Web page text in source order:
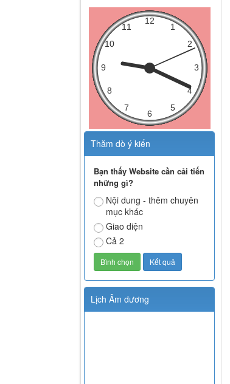
Thăm dò ý kiến
Bạn thấy Website cần cải tiến
những gì?
Nội dung - thêm chuyên
mục khác
Giao diện
Cả 2
Lịch Âm dương